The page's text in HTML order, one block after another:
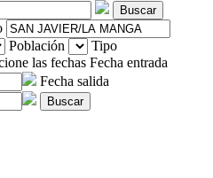
Buscar
Población
Tipo
las fechas Fecha entrada
Fecha salida
Buscar